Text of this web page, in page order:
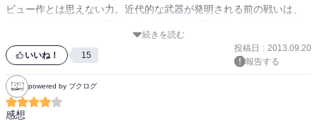
ビュー作とは思えない力。近代的な武器が発明される前の戦いは、
背景も丁寧に描かれ、遠い時代の遠い場所ということを忘れさせる
没入感に、熱と勢いが溢れています。嬴政が始皇帝になるという歴
史ファンタジー。（スタッフI）
続きを読む
いいね！ 15
投稿日 : 2013.09.20
報告する
powered by ブクログ
感想